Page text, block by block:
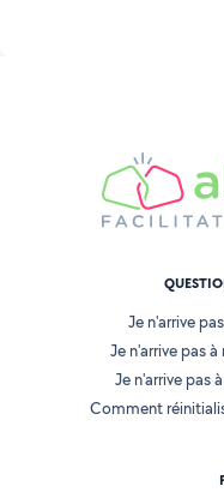
Je n'arrive
Je n'arrive pas
Je n'arrive pas
Comment